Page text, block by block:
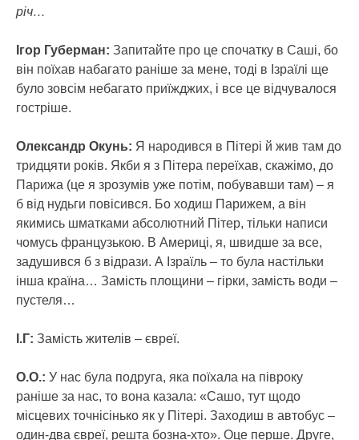
річ…
Ігор Губерман: Запитайте про це спочатку в Саші, бо
він поїхав набагато раніше за мене, тоді в Ізраїлі ще
було зовсім небагато приїжджих, і все це відчувалося
гостріше.
Олександр Окунь: Я народився в Пітері й жив там до
тридцяти років. Якби я з Пітера переїхав, скажімо, до
Парижа (це я зрозумів уже потім, побувавши там) – я
б від нудьги повісився. Бо ходиш Парижем, а він
якимись шматками абсолютний Пітер, тільки написи
чомусь французькою. В Америці, я, швидше за все,
задушився б з відрази. А Ізраїль – то була настільки
інша країна… Замість площини – гірки, замість води –
пустеля…
І.Г: Замість жителів – євреї.
О.О.: У нас була подруга, яка поїхала на півроку
раніше за нас, то вона казала: «Сашо, тут щодо
місцевих точнісінько як у Пітері. Заходиш в автобус –
один-два євреї, решта бозна-хто». Оце перше. Друге,